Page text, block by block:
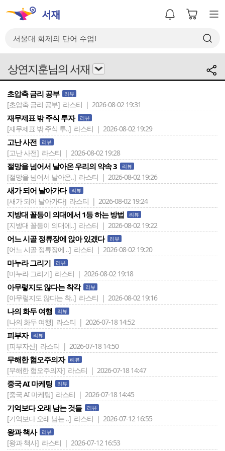
상연지훈님의 서재
초압축 금리 공부 리뷰
[초압축 금리 공부] 라스티 | 2026-08-02 19:31
재무제표 밖 주식 투자 리뷰
[재무제표 밖 주식 투..] 라스티 | 2026-08-02 19:29
고난 사전 리뷰
[고난 사전] 라스티 | 2026-08-02 19:28
절망을 넘어서 날아온 우리의 약속 3 리뷰
[절망을 넘어서 날아온..] 라스티 | 2026-08-02 19:26
새가 되어 날아가다 리뷰
[새가 되어 날아가다] 라스티 | 2026-08-02 19:24
지방대 꼴등이 의대에서 1등 하는 방법 리뷰
[지방대 꼴등이 의대에..] 라스티 | 2026-08-02 19:22
어느 시골 정류장에 앉아 있겠다 리뷰
[어느 시골 정류장에 ..] 라스티 | 2026-08-02 19:20
마누라 그리기 리뷰
[마누라 그리기] 라스티 | 2026-08-02 19:18
아무렇지도 않다는 착각 리뷰
[아무렇지도 않다는 착..] 라스티 | 2026-08-02 19:16
나의 화두 여행 리뷰
[나의 화두 여행] 라스티 | 2026-07-18 14:52
피부자 리뷰
[피부자산] 라스티 | 2026-07-18 14:50
무해한 혐오주의자 리뷰
[무해한 혐오주의자] 라스티 | 2026-07-18 14:47
중국 AI 마케팅 리뷰
[중국 AI 마케팅] 라스티 | 2026-07-18 14:45
기억보다 오래 남는 것들 리뷰
[기억보다 오래 남는 ..] 라스티 | 2026-07-12 16:55
왕과 책사 리뷰
[왕과 책사] 라스티 | 2026-07-12 16:53